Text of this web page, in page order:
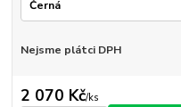
Nejsme plátci DPH
2 070 Kč/ks